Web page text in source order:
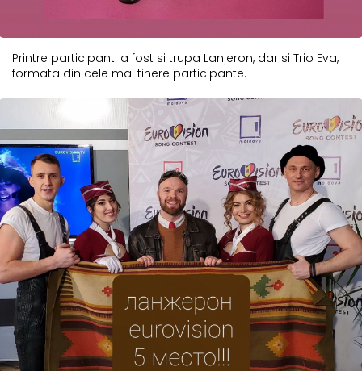
Printre participanti a fost si trupa Lanjeron, dar si Trio Eva,
formata din cele mai tinere participante.